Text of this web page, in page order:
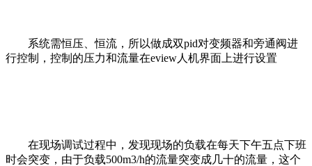
系统需恒压、恒流，所以做成双pid对变频器和旁通阀进
行控制，控制的压力和流量在eview人机界面上进行设置
在现场调试过程中，发现现场的负载在每天下午五点下班
时会突变，由于负载500m3/h的流量突变成几十的流量，这个